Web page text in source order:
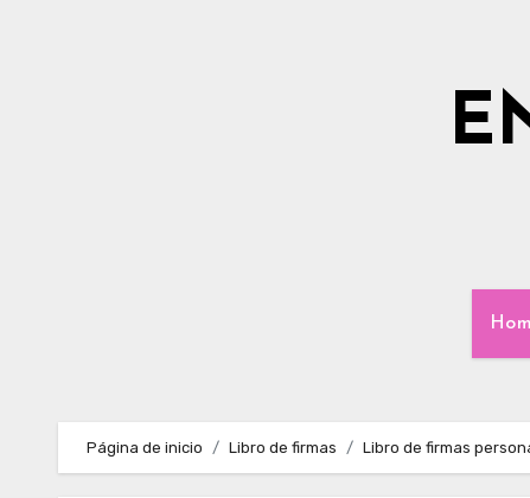
Página de inicio Libro de firmas Libro de firmas